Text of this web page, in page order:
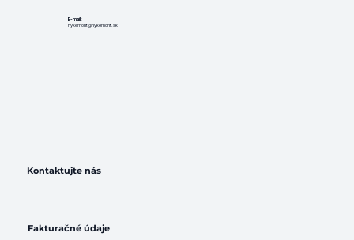
E-mail:
hykemont@hykemont.sk
Kontaktujte nás
Fakturačné údaje